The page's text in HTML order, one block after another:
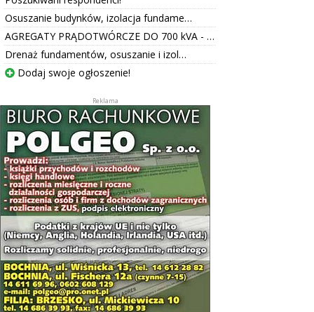
Osuszanie budynków, izolacja fundame…
AGREGATY PRĄDOTWÓRCZE DO 700 kVA - …
Drenaż fundamentów, osuszanie i izol…
Dodaj swoje ogłoszenie!